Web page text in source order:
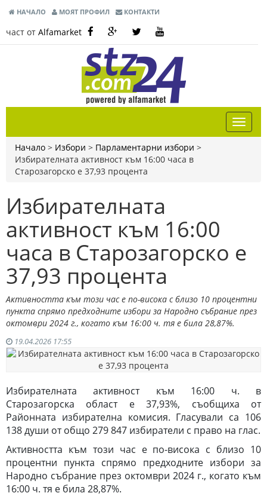
НАЧАЛО МОЯТ ПРОФИЛ КОНТАКТИ
част от Alfamarket
Начало > Избори > Парламентарни избори >
Избирателната активност към 16:00 часа в
Старозагорско е 37,93 процента
Избирателната
активност към 16:00
часа в Старозагорско е
37,93 процента
Активността към този час е по-висока с близо 10 процентни
пункта спрямо предходните избори за Народно събрание през
октомври 2024 г., когато към 16:00 ч. тя е била 28,87%.
19.04.2026 17:55
Избирателната активност към 16:00 ч. в
Старозагорска област е 37,93%, съобщиха от
Районната избирателна комисия. Гласували са 106
138 души от общо 279 847 избиратели с право на глас.
Активността към този час е по-висока с близо 10
процентни пункта спрямо предходните избори за
Народно събрание през октомври 2024 г., когато към
16:00 ч. тя е била 28,87%.